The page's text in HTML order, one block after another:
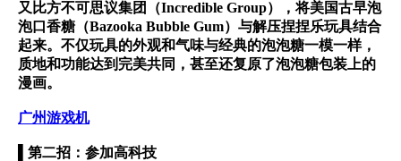
又比方不可思议集团（Incredible Group），将美国古早泡
泡口香糖（Bazooka Bubble Gum）与解压捏捏乐玩具结合
起来。不仅玩具的外观和气味与经典的泡泡糖一模一样，
质地和功能达到完美共同，甚至还复原了泡泡糖包装上的
漫画。
广州游戏机
▌第二招：参加高科技